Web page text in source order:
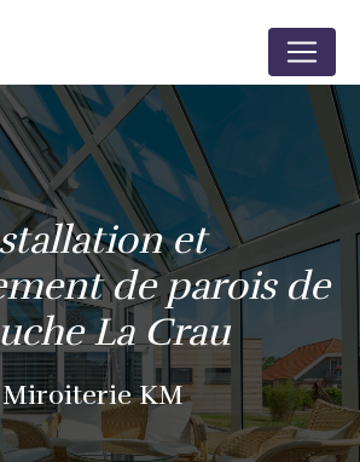
et
de parois de
La Crau
Miroiterie KM